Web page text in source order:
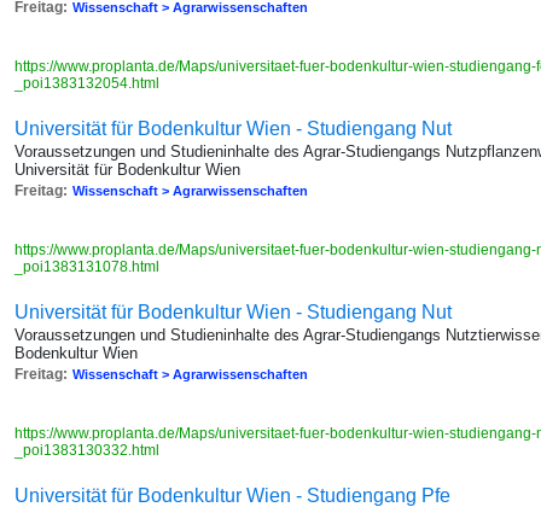
Freitag: Wissenschaft > Agrarwissenschaften
https://www.proplanta.de/Maps/universitaet-fuer-bodenkultur-wien-
_poi1383132054.html
Universität für Bodenkultur Wien - Studiengang Nut
Voraussetzungen und Studieninhalte des Agrar-Studiengangs
Universität für Bodenkultur Wien
Freitag: Wissenschaft > Agrarwissenschaften
https://www.proplanta.de/Maps/universitaet-fuer-bodenkultur-wien-
_poi1383131078.html
Universität für Bodenkultur Wien - Studiengang Nut
Voraussetzungen und Studieninhalte des Agrar-Studiengangs
Bodenkultur Wien
Freitag: Wissenschaft > Agrarwissenschaften
https://www.proplanta.de/Maps/universitaet-fuer-bodenkultur-wien-
_poi1383130332.html
Universität für Bodenkultur Wien - Studiengang Pfe